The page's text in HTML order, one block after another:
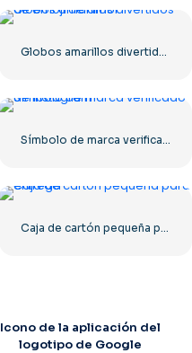
Globos amarillos divertidos de emoji de amor
Símbolo de marca verificado de Instagram
Caja de cartón pequeña para entrega
Icono de la aplicación del
logotipo de Google